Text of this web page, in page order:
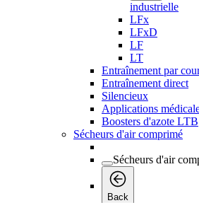
industrielle
LFx
LFxD
LF
LT
Entraînement par
Entraînement direct
Silencieux
Applications
Boosters d'azote LTB
Sécheurs d'air comprimé
Sécheurs d'air
Back